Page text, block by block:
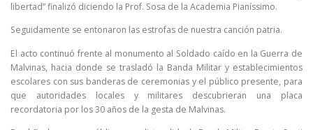
libertad” finalizó diciendo la Prof. Sosa de la Academia Pianíssimo.
Seguidamente se entonaron las estrofas de nuestra canción patria.
El acto continuó frente al monumento al Soldado caído en la Guerra de
Malvinas, hacia donde se trasladó la Banda Militar y establecimientos
escolares con sus banderas de ceremonias y el público presente, para
que autoridades locales y militares descubrieran una placa
recordatoria por los 30 años de la gesta de Malvinas.